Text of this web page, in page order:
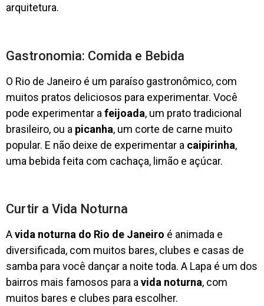
arquitetura.
Gastronomia: Comida e Bebida
O Rio de Janeiro é um paraíso gastronômico, com
muitos pratos deliciosos para experimentar. Você
pode experimentar a feijoada, um prato tradicional
brasileiro, ou a picanha, um corte de carne muito
popular. E não deixe de experimentar a caipirinha,
uma bebida feita com cachaça, limão e açúcar.
Curtir a Vida Noturna
Avida noturna do Rio de Janeiro é animada e
diversificada, com muitos bares, clubes e casas de
samba para você dançar a noite toda. A Lapa é um dos
bairros mais famosos para avida noturna, com
muitos bares e clubes para escolher.